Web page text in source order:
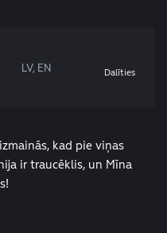
LV, EN Dalīties
kad pie viņas
ir traucēklis, un Mīna